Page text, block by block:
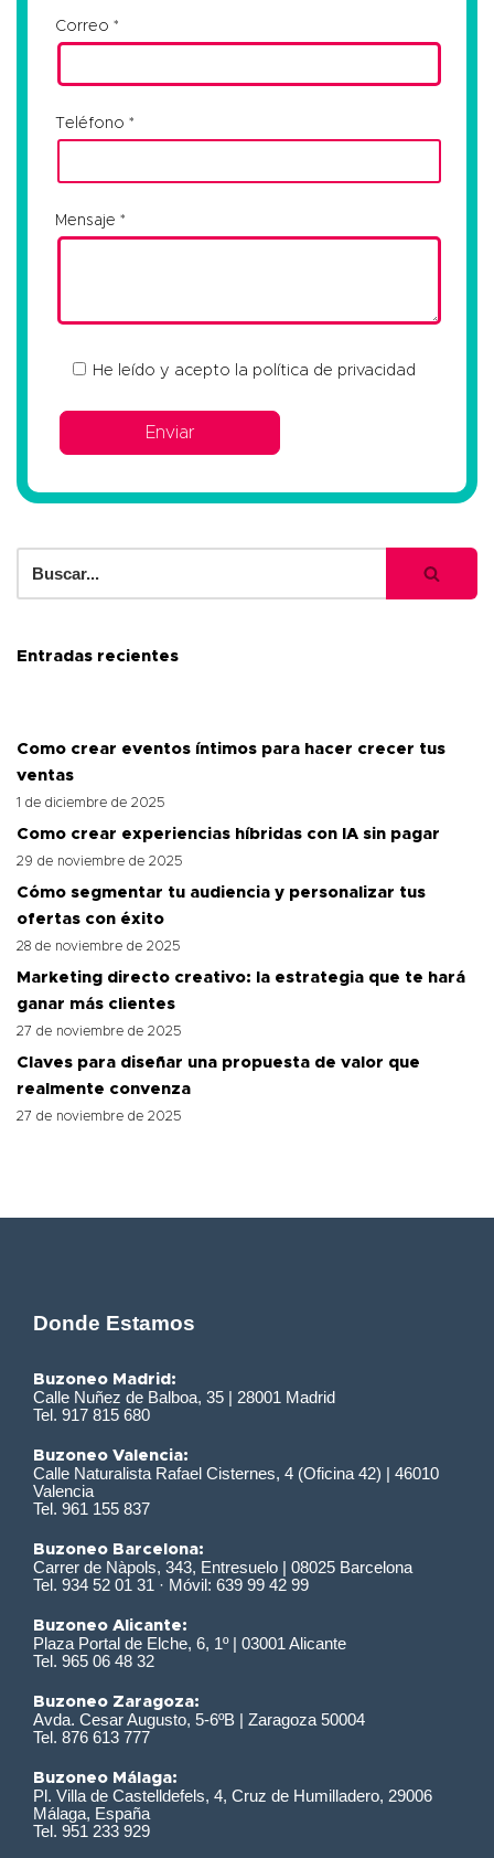
Correo
Teléfono
Mensaje
He leído y acepto la política de privacidad
Entradas recientes
Como crear eventos íntimos para hacer crecer tus
ventas
1 de diciembre de 2025
Como crear experiencias híbridas con IA sin pagar
29 de noviembre de 2025
Cómo segmentar tu audiencia y personalizar tus
ofertas con éxito
28 de noviembre de 2025
Marketing directo creativo: la estrategia que te hará
ganar más clientes
27 de noviembre de 2025
Claves para diseñar una propuesta de valor que
realmente convenza
27 de noviembre de 2025
Donde Estamos
Buzoneo Madrid:
Calle Nuñez de Balboa, 35 | 28001 Madrid
Tel. 917 815 680
Buzoneo Valencia:
Calle Naturalista Rafael Cisternes, 4 (Oficina 42) | 46010
Valencia
Tel. 961 155 837
Buzoneo Barcelona:
Carrer de Nàpols, 343, Entresuelo | 08025 Barcelona
Tel. 934 52 01 31 · Móvil: 639 99 42 99
Buzoneo Alicante:
Plaza Portal de Elche, 6, 1º | 03001 Alicante
Tel. 965 06 48 32
Buzoneo Zaragoza:
Avda. Cesar Augusto, 5-6ºB | Zaragoza 50004
Tel. 876 613 777
Buzoneo Málaga:
Pl. Villa de Castelldefels, 4, Cruz de Humilladero, 29006
Málaga, España
Tel. 951 233 929